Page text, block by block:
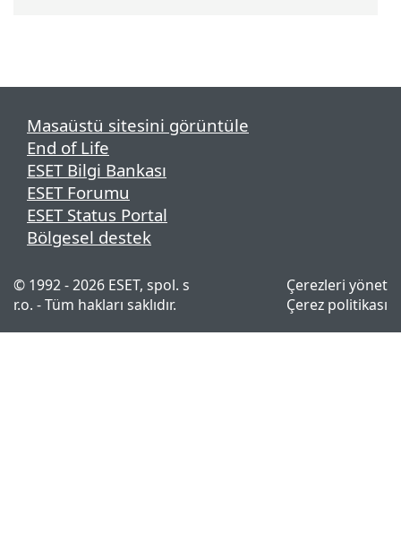
Masaüstü sitesini görüntüle
End of Life
ESET Bilgi Bankası
ESET Forumu
ESET Status Portal
Bölgesel destek
© 1992 - 2026 ESET, spol. s
r.o. - Tüm hakları saklıdır.
Çerezleri yönet
Çerez politikası